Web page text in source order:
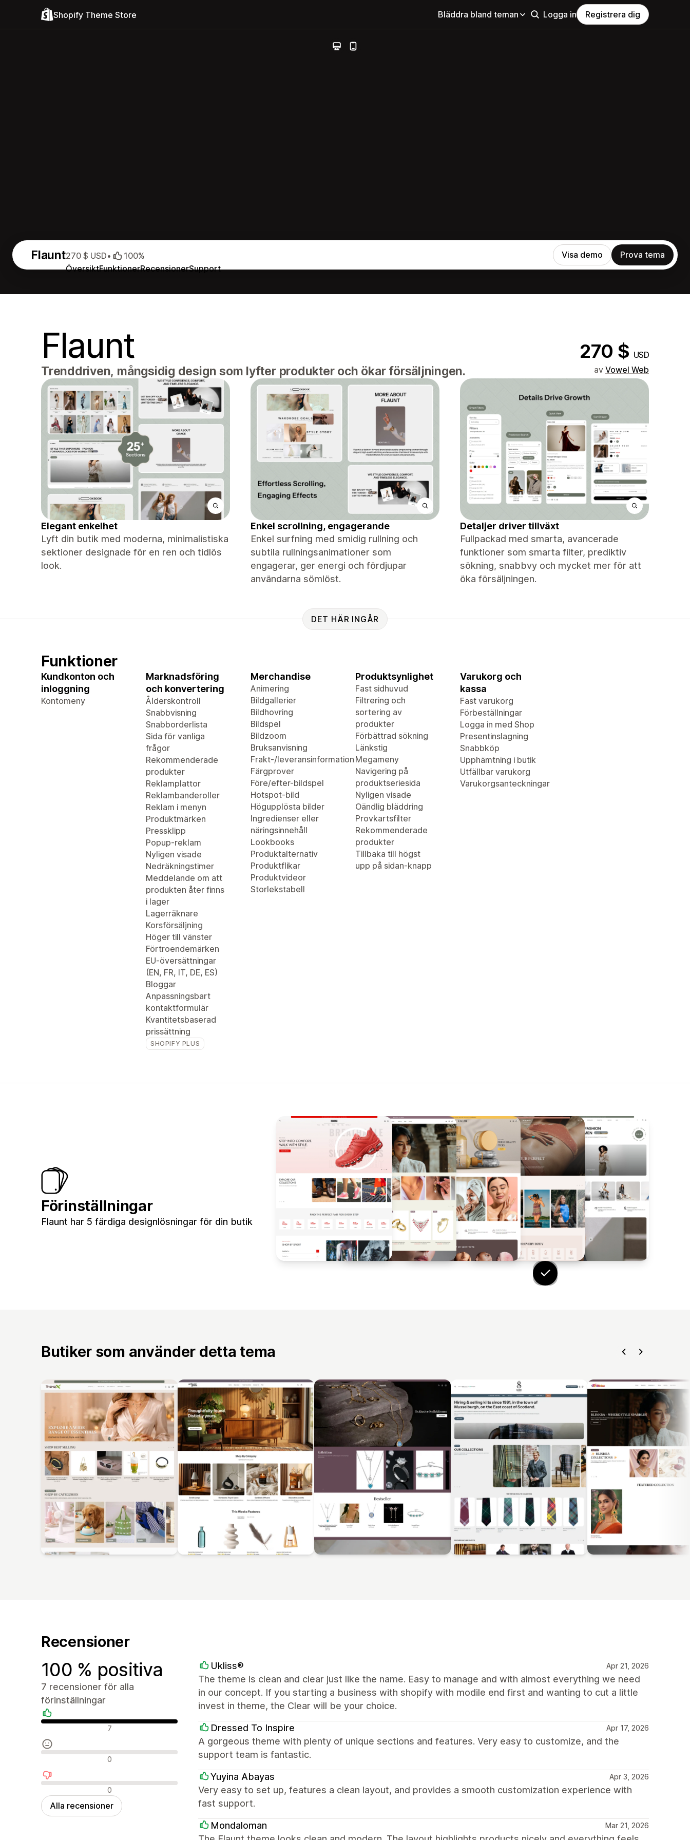
Shopify Theme Store Bläddra bland teman Logga in Registrera dig
Flaunt
ÖversiktFunktionerRecensionerSupport
270 $ USD• 100% Visa demo Prova tema
Flaunt 270 $ USD
Trenddriven, mångsidig design som lyfter produkter och ökar försäljningen. av Vowel Web
Elegant enkelhet
Lyft din butik med moderna, minimalistiska
sektioner designade för en ren och tidlös
look.
Enkel scrollning, engagerande
Enkel surfning med smidig rullning och
subtila rullningsanimationer som
engagerar, ger energi och fördjupar
användarna sömlöst.
Detaljer driver tillväxt
Fullpackad med smarta, avancerade
funktioner som smarta filter, prediktiv
sökning, snabbvy och mycket mer för att
öka försäljningen.
DET HÄR INGÅR
Funktioner
Kundkonton och
inloggning
Kontomeny
Marknadsföring
och konvertering
Ålderskontroll
Snabbvisning
Snabborderlista
Sida för vanliga
frågor
Rekommenderade
produkter
Reklamplattor
Reklambanderoller
Reklam i menyn
Produktmärken
Pressklipp
Popup-reklam
Nyligen visade
Nedräkningstimer
Meddelande om att
produkten åter finns
i lager
Lagerräknare
Korsförsäljning
Höger till vänster
Förtroendemärken
EU-översättningar
(EN, FR, IT, DE, ES)
Bloggar
Anpassningsbart
kontaktformulär
Kvantitetsbaserad
prissättning
SHOPIFY PLUS
Merchandise
Animering
Bildgallerier
Bildhovring
Bildspel
Bildzoom
Bruksanvisning
Frakt-/leveransinformation
Färgprover
Före/efter-bildspel
Hotspot-bild
Högupplösta bilder
Ingredienser eller
näringsinnehåll
Lookbooks
Produktalternativ
Produktflikar
Produktvideor
Storlekstabell
Produktsynlighet
Fast sidhuvud
Filtrering och
sortering av
produkter
Förbättrad sökning
Länkstig
Megameny
Navigering på
produktseriesida
Nyligen visade
Oändlig bläddring
Provkartsfilter
Rekommenderade
produkter
Tillbaka till högst
upp på sidan-knapp
Varukorg och
kassa
Fast varukorg
Förbeställningar
Logga in med Shop
Presentinslagning
Snabbköp
Upphämtning i butik
Utfällbar varukorg
Varukorgsanteckningar
Förinställningar
Flaunt har 5 färdiga designlösningar för din butik
Butiker som använder detta tema
Recensioner
100 % positiva
7 recensioner för alla
förinställningar
Positiva recensioner
7
Neutrala recensioner
0
Negativa recensioner
0
Alla recensioner
Ukliss® Apr 21, 2026
The theme is clean and clear just like the name. Easy to manage and with almost everything we need
in our concept. If you starting a business with shopify with modile end first and wanting to cut a little
invest in theme, the Clear will be your choice.
Dressed To Inspire Apr 17, 2026
A gorgeous theme with plenty of unique sections and features. Very easy to customize, and the
support team is fantastic.
Yuyina Abayas Apr 3, 2026
Very easy to set up, features a clean layout, and provides a smooth customization experience with
fast support.
Mondaloman Mar 21, 2026